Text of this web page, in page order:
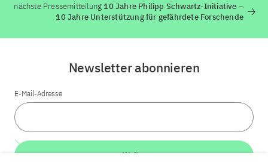
nächste Pressemitteilung 10 Jahre Philipp Schwartz-Initiative –
10 Jahre Unterstützung für gefährdete Forschende
Newsletter abonnieren
E-Mail-Adresse
Weiter